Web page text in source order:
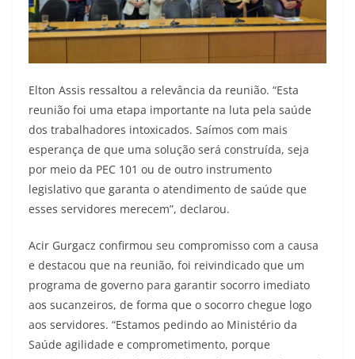
Elton Assis ressaltou a relevância da reunião. “Esta
reunião foi uma etapa importante na luta pela saúde
dos trabalhadores intoxicados. Saímos com mais
esperança de que uma solução será construída, seja
por meio da PEC 101 ou de outro instrumento
legislativo que garanta o atendimento de saúde que
esses servidores merecem”, declarou.
Acir Gurgacz confirmou seu compromisso com a causa
e destacou que na reunião, foi reivindicado que um
programa de governo para garantir socorro imediato
aos sucanzeiros, de forma que o socorro chegue logo
aos servidores. “Estamos pedindo ao Ministério da
Saúde agilidade e comprometimento, porque